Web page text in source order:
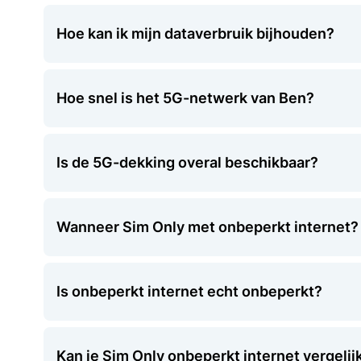
Hoe kan ik mijn dataverbruik bijhouden?
Hoe snel is het 5G-netwerk van Ben?
Is de 5G-dekking overal beschikbaar?
Wanneer Sim Only met onbeperkt internet?
Is onbeperkt internet echt onbeperkt?
Kan je Sim Only onbeperkt internet